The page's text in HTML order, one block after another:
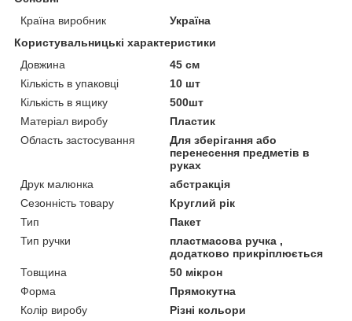
Країна виробник
Україна
Користувальницькі характеристики
Довжина
45 см
Кількість в упаковці
10 шт
Кількість в ящику
500шт
Матеріал виробу
Пластик
Область застосування
Для зберігання або
перенесення предметів в
руках
Друк малюнка
абстракція
Сезонність товару
Круглий рік
Тип
Пакет
Тип ручки
пластмасова ручка ,
додатково прикріплюється
Товщина
50 мікрон
Форма
Прямокутна
Колір виробу
Різні кольори